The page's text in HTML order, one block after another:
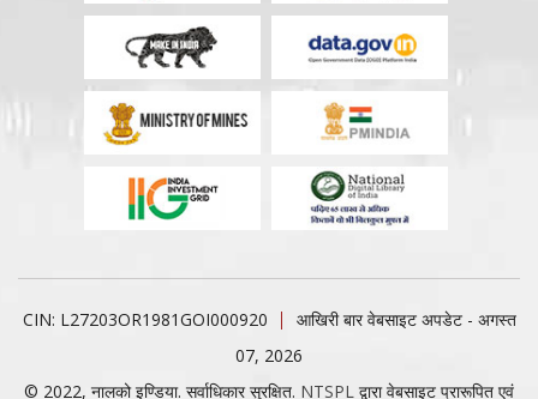
CIN: L27203OR1981GOI000920
आखिरी बार वेबसाइट अपडेट - अगस्त
07, 2026
© 2022, नालको इण्डिया. सर्वाधिकार सुरक्षित. NTSPL द्वारा वेबसाइट प्रारूपित एवं